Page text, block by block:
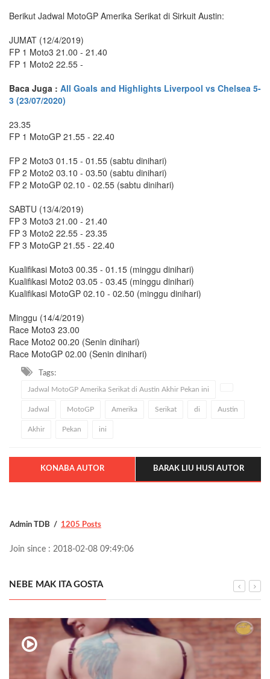
Berikut Jadwal MotoGP Amerika Serikat di Sirkuit Austin:
JUMAT (12/4/2019)
FP 1 Moto3 21.00 - 21.40
FP 1 Moto2 22.55 -
Baca Juga :All Goals and Highlights Liverpool vs Chelsea 5-
3 (23/07/2020)
23.35
FP 1 MotoGP 21.55 - 22.40
FP 2 Moto3 01.15 - 01.55 (sabtu dinihari)
FP 2 Moto2 03.10 - 03.50 (sabtu dinihari)
FP 2 MotoGP 02.10 - 02.55 (sabtu dinihari)
SABTU (13/4/2019)
FP 3 Moto3 21.00 - 21.40
FP 3 Moto2 22.55 - 23.35
FP 3 MotoGP 21.55 - 22.40
Kualifikasi Moto3 00.35 - 01.15 (minggu dinihari)
Kualifikasi Moto2 03.05 - 03.45 (minggu dinihari)
Kualifikasi MotoGP 02.10 - 02.50 (minggu dinihari)
Minggu (14/4/2019)
Race Moto3 23.00
Race Moto2 00.20 (Senin dinihari)
Race MotoGP 02.00 (Senin dinihari)
Tags:
Jadwal MotoGP Amerika Serikat di Austin Akhir Pekan ini
Jadwal MotoGP Amerika Serikat di Austin
Akhir Pekan ini
KONABA AUTOR BARAK LIU HUSI AUTOR
Admin TDB 1205 Posts
Join since : 2018-02-08 09:49:06
NEBE MAK ITA GOSTA